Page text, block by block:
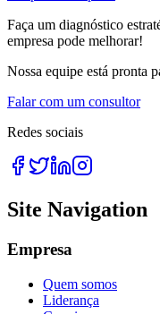
Faça um diagnóstico
empresa pode melhorar!
Nossa equipe está pronta
Falar com um consultor
Redes sociais
Site Navigation
Empresa
Quem somos
Liderança